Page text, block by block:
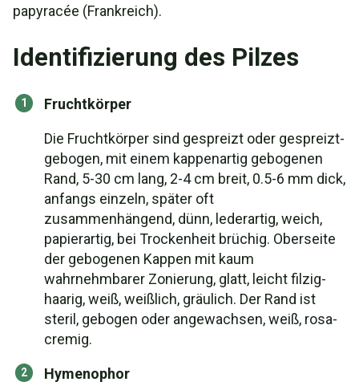
papyracée (Frankreich).
Identifizierung des Pilzes
Fruchtkörper
Die Fruchtkörper sind gespreizt oder gespreizt-
gebogen, mit einem kappenartig gebogenen
Rand, 5-30 cm lang, 2-4 cm breit, 0.5-6 mm dick,
anfangs einzeln, später oft
zusammenhängend, dünn, lederartig, weich,
papierartig, bei Trockenheit brüchig. Oberseite
der gebogenen Kappen mit kaum
wahrnehmbarer Zonierung, glatt, leicht filzig-
haarig, weiß, weißlich, gräulich. Der Rand ist
steril, gebogen oder angewachsen, weiß, rosa-
cremig.
Hymenophor